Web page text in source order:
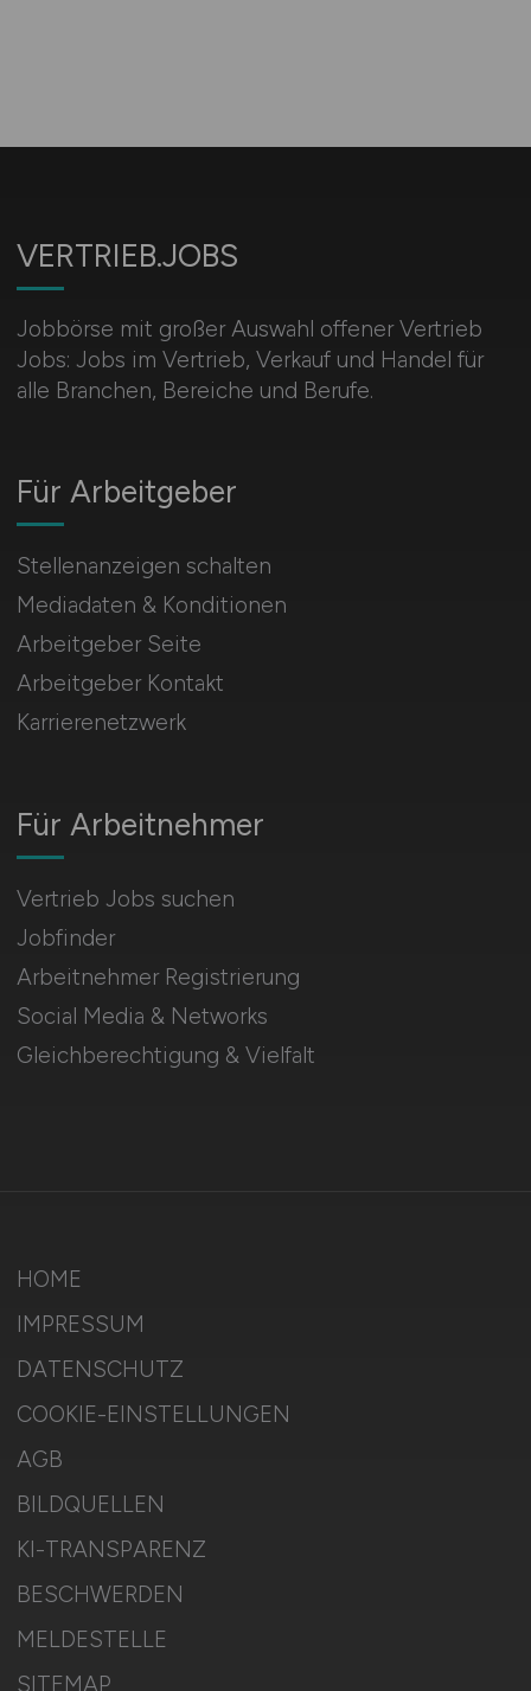
VERTRIEB.JOBS
Jobbörse mit großer Auswahl offener Vertrieb
Jobs: Jobs im Vertrieb, Verkauf und Handel für
alle Branchen, Bereiche und Berufe.
Für Arbeitnehmer
Vertrieb Jobs suchen
Jobfinder
Arbeitnehmer Registrierung
Social Media & Networks
Gleichberechtigung & Vielfalt
Für Arbeitgeber
Stellenanzeigen schalten
Mediadaten & Konditionen
Arbeitgeber Seite
Arbeitgeber Kontakt
Karrierenetzwerk
HOME
IMPRESSUM
DATENSCHUTZ
COOKIE-EINSTELLUNGEN
AGB
BILDQUELLEN
KI-TRANSPARENZ
BESCHWERDEN
MELDESTELLE
SITEMAP